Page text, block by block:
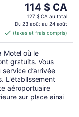
Le
prix
est
de 114 $ CA
par
nuit
114 $ CA
127 $ CA au total
Du 23 août au 24 août
(taxes et frais compris)
Motel où le
gratuits. Vous
d’arrivée
L'établissement
aéroportuaire
sur place ainsi